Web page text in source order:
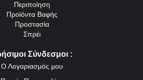
Περιποίηση
Προϊόντα Βαφής
Προστασία
Σπρέι
Σύνδεσμοι :
Ο Λογαριασμός μου